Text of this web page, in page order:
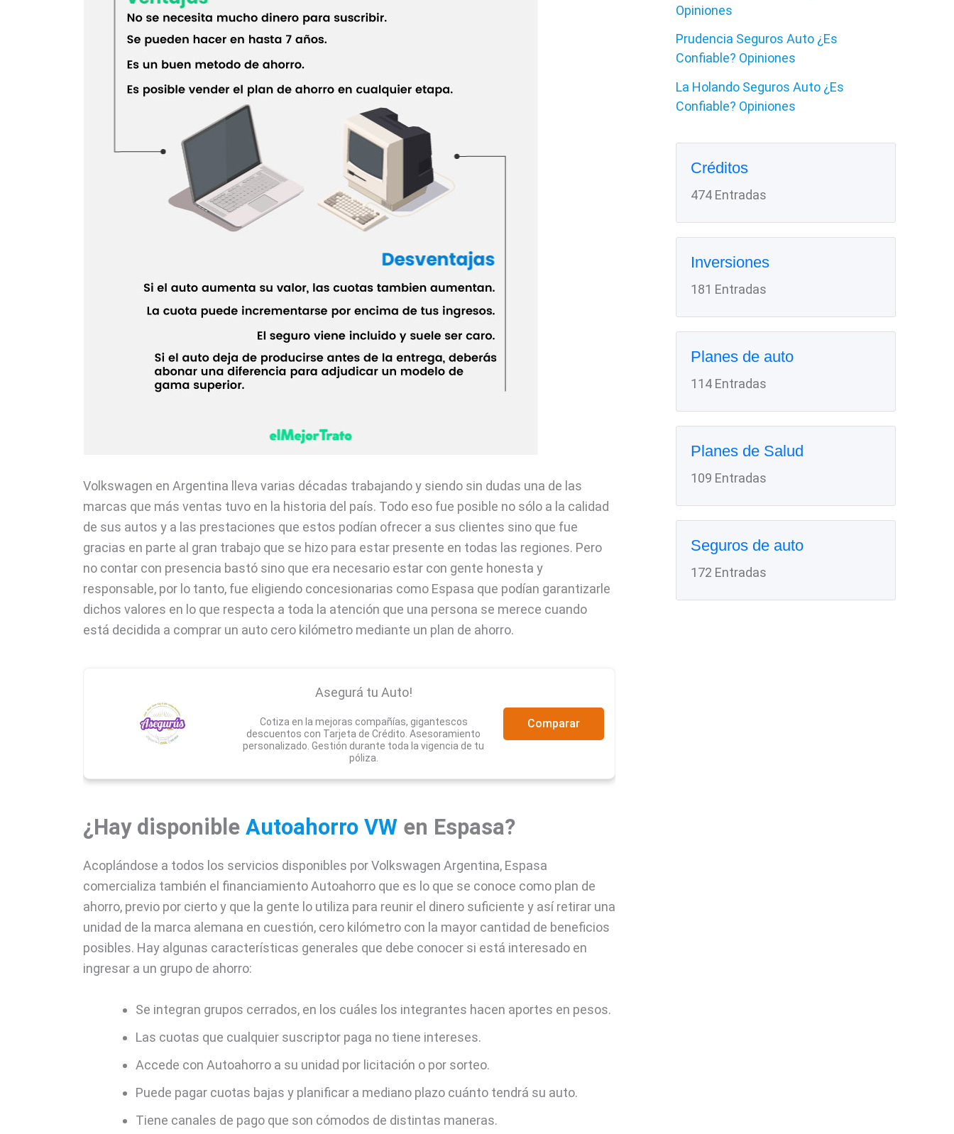
Volkswagen en Argentina lleva varias décadas trabajando y siendo sin dudas una de las
marcas que más ventas tuvo en la historia del país. Todo eso fue posible no sólo a la calidad
de sus autos y a las prestaciones que estos podían ofrecer a sus clientes sino que fue
gracias en parte al gran trabajo que se hizo para estar presente en todas las regiones. Pero
no contar con presencia bastó sino que era necesario estar con gente honesta y
responsable, por lo tanto, fue eligiendo concesionarias como Espasa que podían garantizarle
dichos valores en lo que respecta a toda la atención que una persona se merece cuando
está decidida a comprar un auto cero kilómetro mediante un plan de ahorro.
Asegurá tu Auto!
Cotiza en la mejoras compañías, gigantescos
descuentos con Tarjeta de Crédito. Asesoramiento
personalizado. Gestión durante toda la vigencia de tu
póliza.
Comparar
¿Hay disponible Autoahorro VW en Espasa?
Acoplándose a todos los servicios disponibles por Volkswagen Argentina, Espasa
comercializa también el financiamiento Autoahorro que es lo que se conoce como plan de
ahorro, previo por cierto y que la gente lo utiliza para reunir el dinero suficiente y así retirar una
unidad de la marca alemana en cuestión, cero kilómetro con la mayor cantidad de beneficios
posibles. Hay algunas características generales que debe conocer si está interesado en
ingresar a un grupo de ahorro:
Se integran grupos cerrados, en los cuáles los integrantes hacen aportes en pesos.
Las cuotas que cualquier suscriptor paga no tiene intereses.
Accede con Autoahorro a su unidad por licitación o por sorteo.
Puede pagar cuotas bajas y planificar a mediano plazo cuánto tendrá su auto.
Tiene canales de pago que son cómodos de distintas maneras.
Opiniones
Prudencia Seguros Auto ¿Es
Confiable? Opiniones
La Holando Seguros Auto ¿Es
Confiable? Opiniones
Créditos
474 Entradas
Inversiones
181 Entradas
Planes de auto
114 Entradas
Planes de Salud
109 Entradas
Seguros de auto
172 Entradas